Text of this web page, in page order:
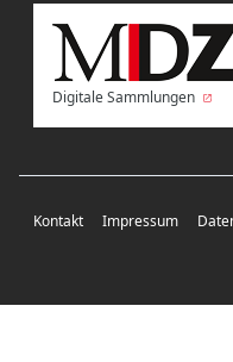
Digitale Sammlungen
Kontakt Impressum